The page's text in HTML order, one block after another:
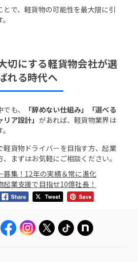
で、軽貨物の可能性を最大限に引
切にする軽貨物会社が選
れる時代へ
も、
「辞めない仕組み」「選べる
ア設計」 があれば、軽貨物業界は
軽貨物ドライバーを目指す方、起業
まずはお気軽にご相談ください。
募集！12年の実績＆常に進化
起業支援で目指せ10億社長！